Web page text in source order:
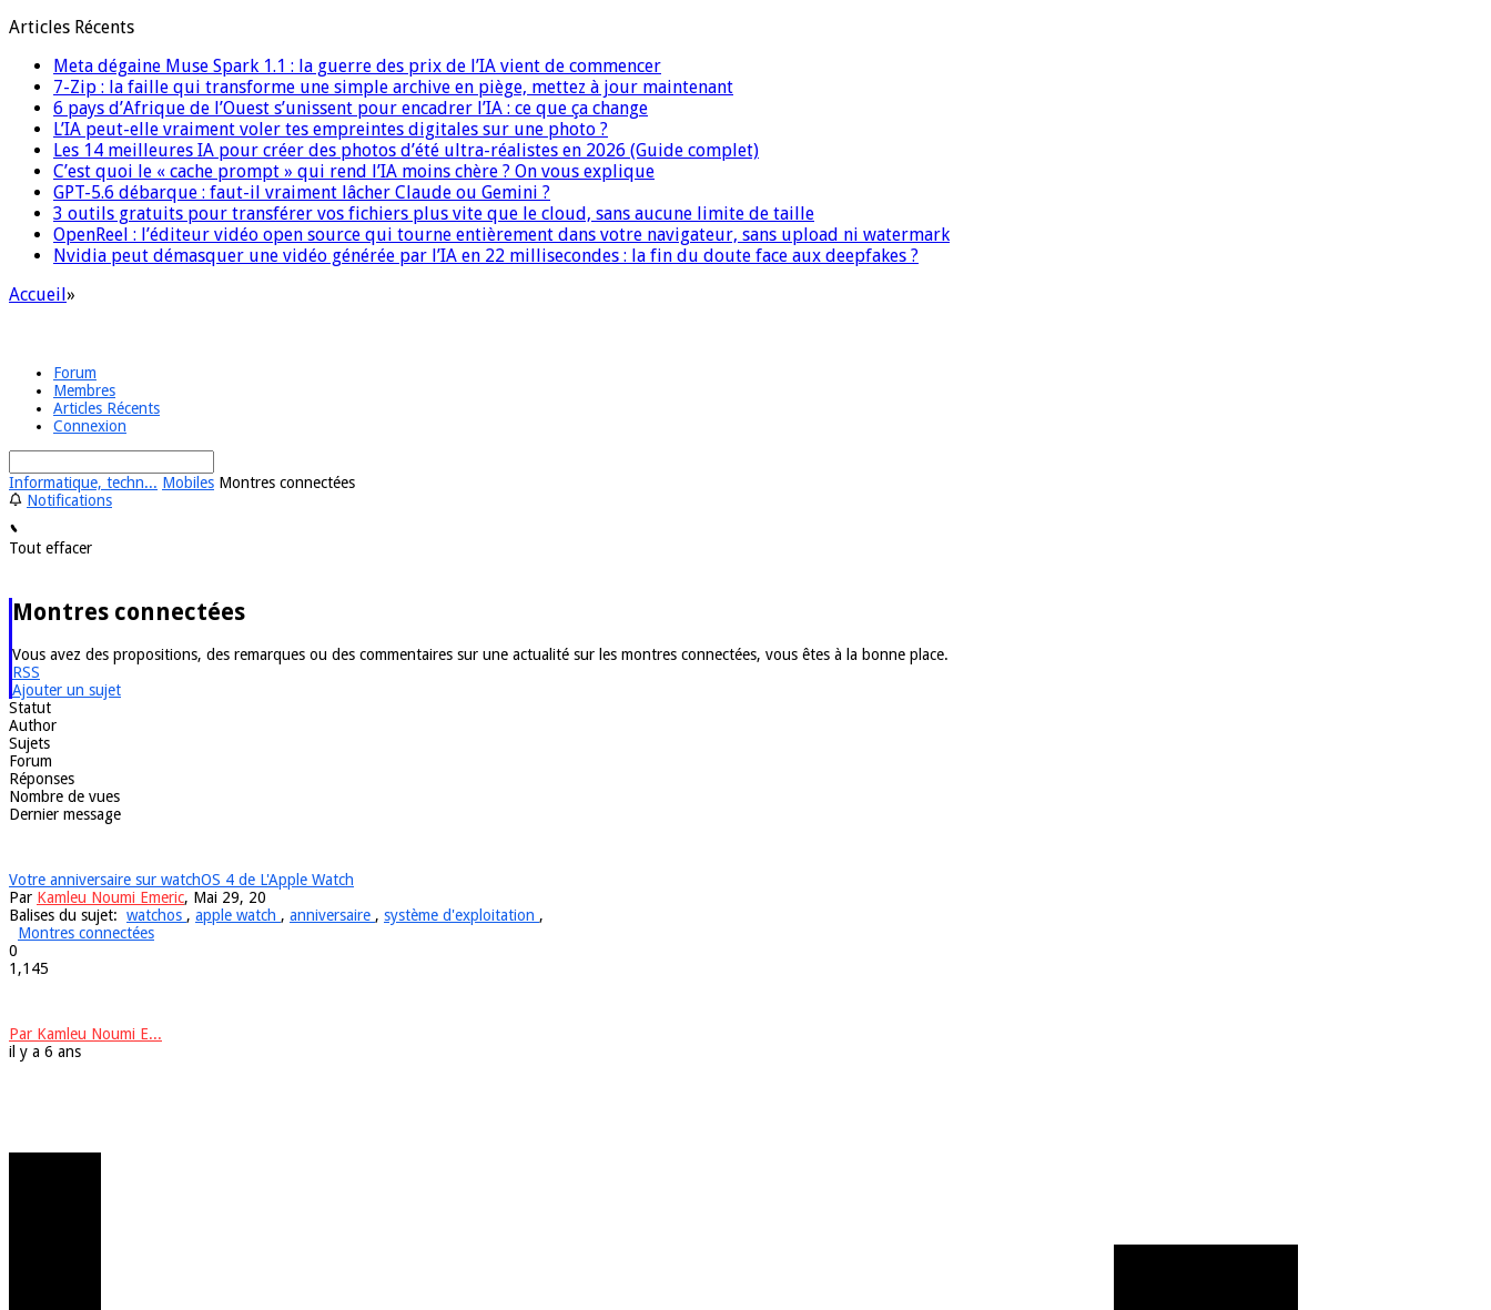
Articles Récents
Meta dégaine Muse Spark 1.1 : la guerre des prix de l’IA vient de commencer
7-Zip : la faille qui transforme une simple archive en piège, mettez à jour maintenant
6 pays d’Afrique de l’Ouest s’unissent pour encadrer l’IA : ce que ça change
L’IA peut-elle vraiment voler tes empreintes digitales sur une photo ?
Les 14 meilleures IA pour créer des photos d’été ultra-réalistes en 2026 (Guide complet)
C’est quoi le « cache prompt » qui rend l’IA moins chère ? On vous explique
GPT-5.6 débarque : faut-il vraiment lâcher Claude ou Gemini ?
3 outils gratuits pour transférer vos fichiers plus vite que le cloud, sans aucune limite de taille
OpenReel : l’éditeur vidéo open source qui tourne entièrement dans votre navigateur, sans upload ni watermark
Nvidia peut démasquer une vidéo générée par l’IA en 22 millisecondes : la fin du doute face aux deepfakes ?
Accueil»
Forum
Membres
Articles Récents
Connexion
Informatique, techn... Mobiles Montres connectées
Notifications
Tout effacer
Montres connectées
Vous avez des propositions, des remarques ou des commentaires sur une actualité sur les montres connectées, vous êtes à la bonne place.
RSS
Ajouter un sujet
Statut
Author
Sujets
Forum
Réponses
Nombre de vues
Dernier message
Votre anniversaire sur watchOS 4 de L'Apple Watch
Par Kamleu Noumi Emeric, Mai 29, 20
Balises du sujet: watchos , apple watch , anniversaire , système d'exploitation ,
Montres connectées
0
1,145
Par Kamleu Noumi E...
il y a 6 ans